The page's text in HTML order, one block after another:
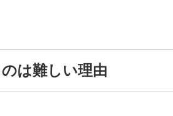
は難しい理由